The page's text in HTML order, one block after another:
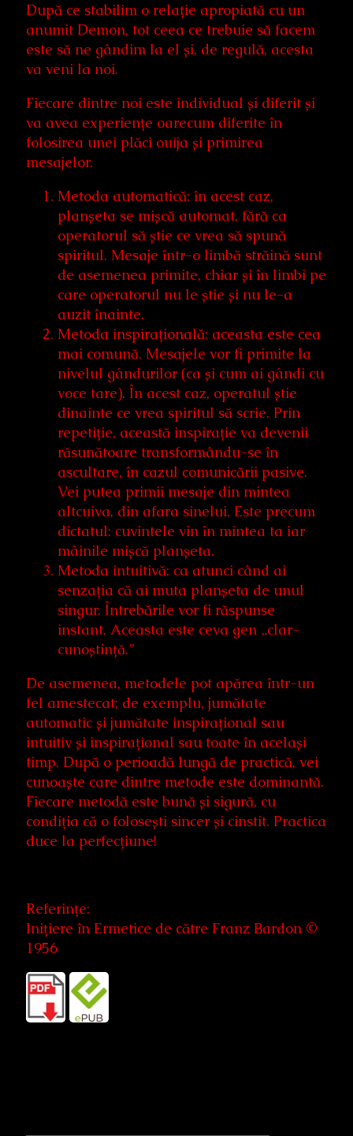
După ce stabilim o relație apropiată cu un
anumit Demon, tot ceea ce trebuie să facem
este să ne gândim la el și, de regulă, acesta
va veni la noi.
Fiecare dintre noi este individual și diferit și
va avea experiențe oarecum diferite în
folosirea unei plăci ouija și primirea
mesajelor.
Metoda automatică: în acest caz,
planșeta se mișcă automat, fără ca
operatorul să știe ce vrea să spună
spiritul. Mesaje într-o limbă străină sunt
de asemenea primite, chiar și în limbi pe
care operatorul nu le știe și nu le-a
auzit înainte.
Metoda inspirațională: aceasta este cea
mai comună. Mesajele vor fi primite la
nivelul gândurilor (ca și cum ai gândi cu
voce tare). În acest caz, operatul știe
dinainte ce vrea spiritul să scrie. Prin
repetiție, această inspirație va devenii
răsunătoare transformându-se în
ascultare, în cazul comunicării pasive.
Vei putea primii mesaje din mintea
altcuiva, din afara sinelui. Este precum
dictatul: cuvintele vin în mintea ta iar
mâinile mișcă planșeta.
Metoda intuitivă: ca atunci când ai
senzația că ai muta planșeta de unul
singur. Întrebările vor fi răspunse
instant. Aceasta este ceva gen „clar-
cunoștință.”
De asemenea, metodele pot apărea într-un
fel amestecat; de exemplu, jumătate
automatic și jumătate inspirațional sau
intuitiv și inspirațional sau toate în același
timp. După o perioadă lungă de practică, vei
cunoaște care dintre metode este dominantă.
Fiecare metodă este bună și sigură, cu
condiția că o folosești sincer și cinstit. Practica
duce la perfecțiune!
Referințe:
Inițiere în Ermetice de către Franz Bardon ©
1956